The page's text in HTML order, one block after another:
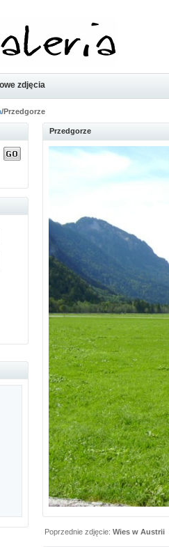
zdjęcia
/Przedgorze
Przedgorze
Poprzednie zdjęcie:Wies w Austrii